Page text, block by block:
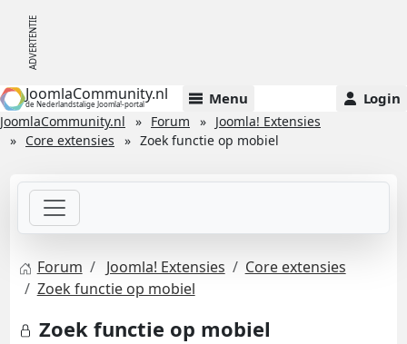
JoomlaCommunity.nl
de Nederlandstalige Joomla!-portal Menu Login
JoomlaCommunity.nl Forum
Joomla! Extensies
Core extensies
Zoek functie op mobiel
Forum Joomla! Extensies
Core extensies
Zoek functie op mobiel
Zoek functie op mobiel